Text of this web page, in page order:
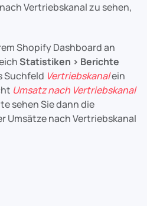
Vertriebskanal zu sehen,
Shopify Dashboard an
Statistiken > Berichte
Suchfeld Vertriebskanalein
Umsatz nach Vertriebskanal
sehen Sie dann die
Umsätze nach Vertriebskanal